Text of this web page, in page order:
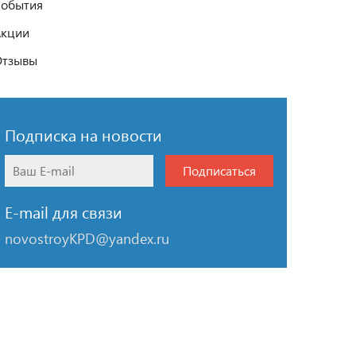
Подписка на новости
Подписаться
E-mail для связи
novostroyKPD@yandex.ru